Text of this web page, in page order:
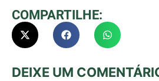
COMPARTILHE:
DEIXE UM